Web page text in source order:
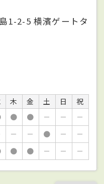
1-2-5 横濱ゲートタ
木 金 土 日
祝
● ● － －
－
－ － ● －
－
● ● － － －